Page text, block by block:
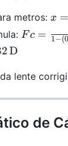
metros: x
=
x =
Fc =
\frac{-
\times
\frac{-
{1 +
=
F c = 1−(0
D
lente
de